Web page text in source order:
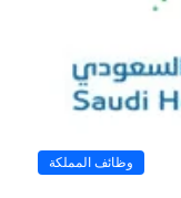
وظائف المملكة